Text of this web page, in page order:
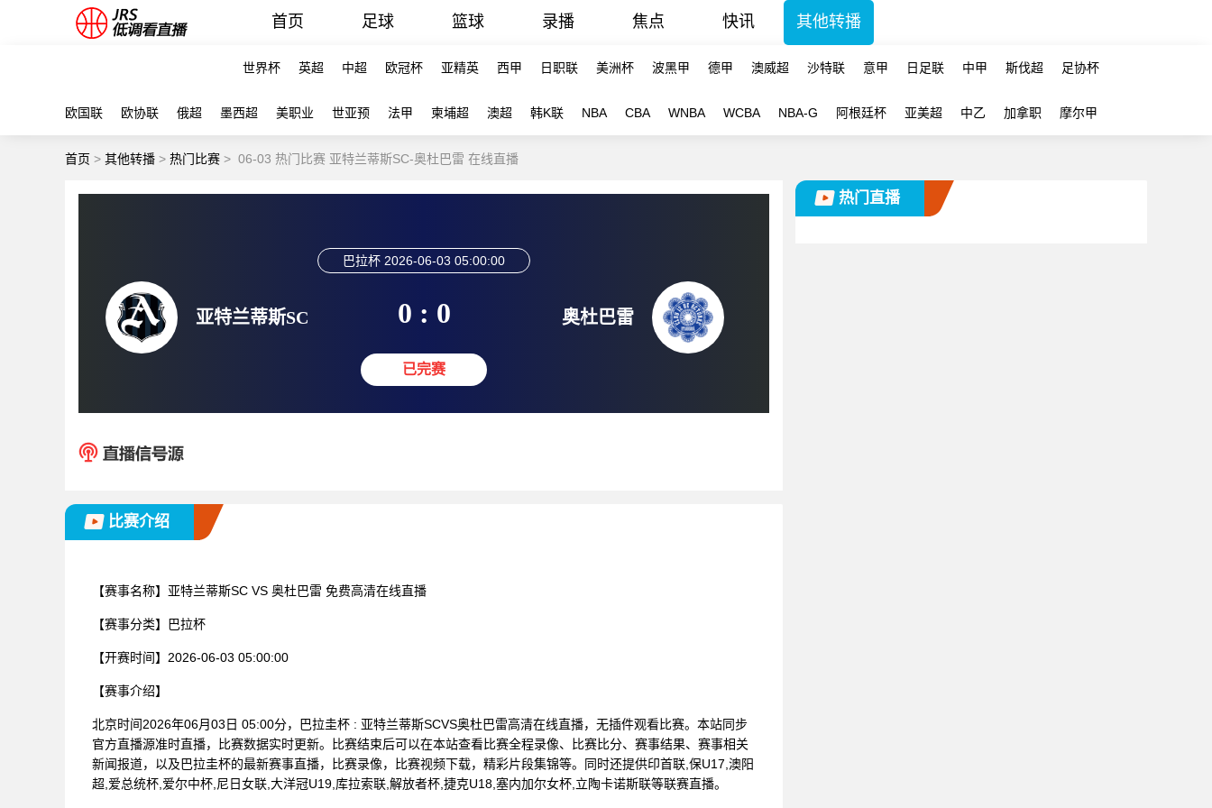
首页 足球 篮球 录播 焦点 快讯 其他转播
世界杯 英超 中超 欧冠杯 亚精英 西甲 日职联 美洲杯 波黑甲 德甲 澳威超 沙特联 意甲 日足联 中甲 斯伐超 足协杯
欧国联 欧协联 俄超 墨西超 美职业 世亚预 法甲 柬埔超 澳超 韩K联 NBA CBA WNBA WCBA NBA-G 阿根廷杯 亚美超 中乙 加拿职 摩尔甲
首页 > 其他转播 > 热门比赛 > 06-03 热门比赛 亚特兰蒂斯SC-奥杜巴雷 在线直播
亚特兰蒂斯SC
巴拉杯 2026-06-03 05:00:00
0 : 0
已完赛
奥杜巴雷
比赛介绍
【赛事名称】 亚特兰蒂斯SC VS 奥杜巴雷 免费高清在线直播
【赛事分类】 巴拉杯
【开赛时间】 2026-06-03 05:00:00
【赛事介绍】
北京时间2026年06月03日 05:00分，巴拉圭杯 : 亚特兰蒂斯SCVS奥杜巴雷高清在线直播，无插件观看比赛。本站同步
官方直播源准时直播，比赛数据实时更新。比赛结束后可以在本站查看比赛全程录像、比赛比分、赛事结果、赛事相关
新闻报道，以及巴拉圭杯的最新赛事直播，比赛录像，比赛视频下载，精彩片段集锦等。同时还提供印首联,保U17,澳阳
超,爱总统杯,爱尔中杯,尼日女联,大洋冠U19,库拉索联,解放者杯,捷克U18,塞内加尔女杯,立陶卡诺斯联等联赛直播。
热门直播